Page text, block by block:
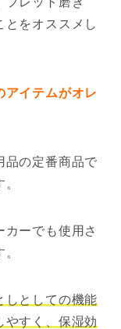
とをオススメし
アイテムがオレ
品の定番商品で
ーでも使用さ
しとしての機能
やすく、保湿効